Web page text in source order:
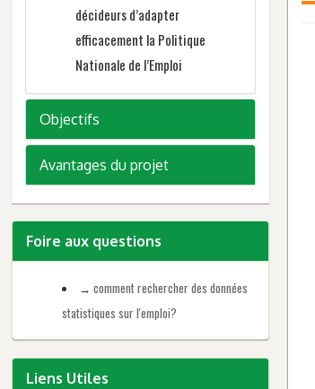
décideurs d’adapter
efficacement la Politique
Nationale de l’Emploi
Objectifs
Avantages du projet
Foire aux questions
comment rechercher des données
statistiques sur l'emploi?
Liens Utiles